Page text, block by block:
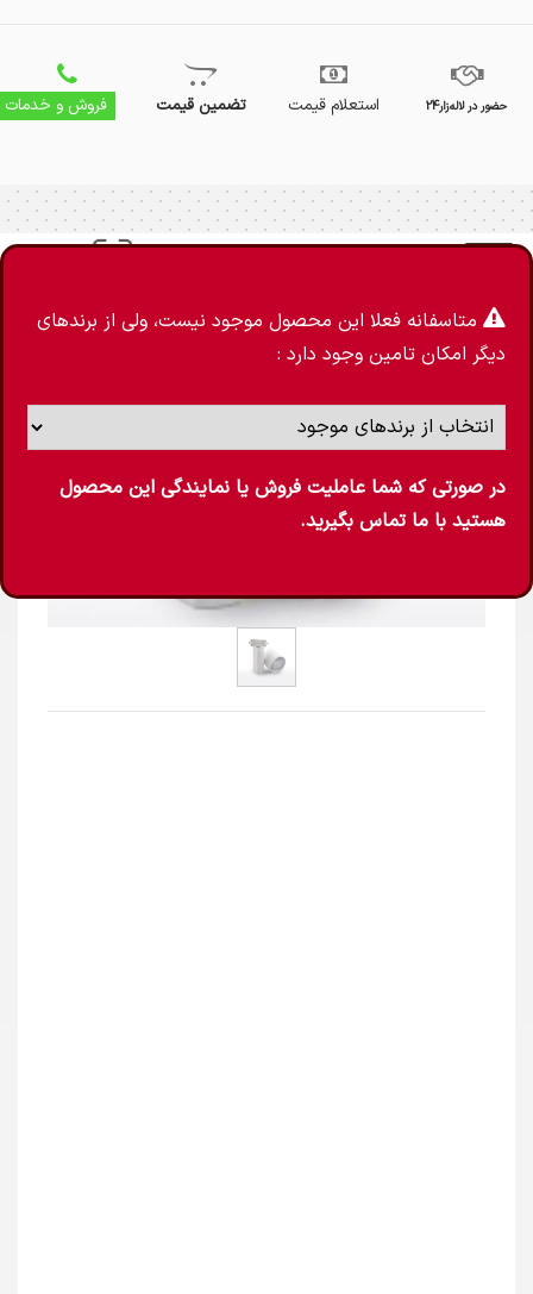
حضور در لاله‌زار24 استعلام قیمت تضمین قیمت فروش و خدمات
متاسفانه فعلا این محصول موجود نیست، ولی از برندهای
دیگر امکان تامین وجود دارد :
در صورتی که شما عاملیت فروش یا نمایندگی این محصول
هستید با ما تماس بگیرید.